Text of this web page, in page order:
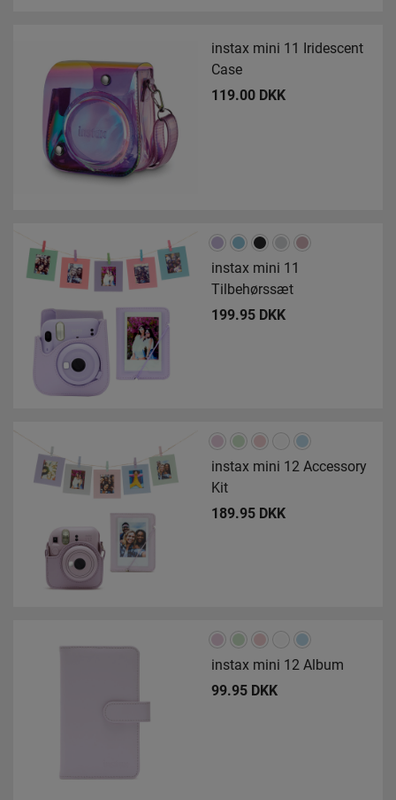
instax mini 11 Iridescent
Case
119.00 DKK
instax mini 11
Tilbehørssæt
199.95 DKK
instax mini 12 Accessory
Kit
189.95 DKK
instax mini 12 Album
99.95 DKK